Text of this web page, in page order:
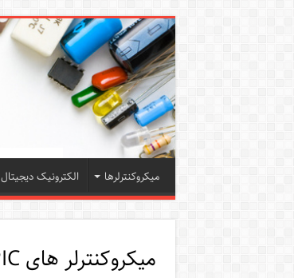
میکروکنترلرها الکترونیک دیجیتال
میکروکنترلر های PIC